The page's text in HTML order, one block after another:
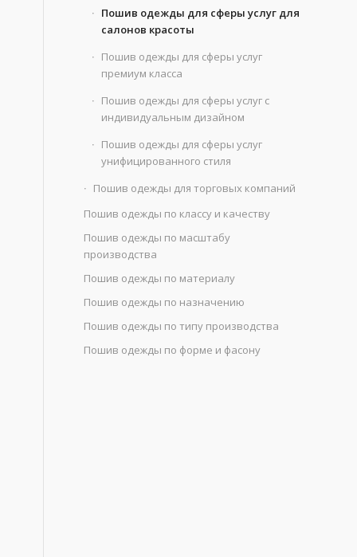
Пошив одежды для сферы услуг для
салонов красоты
Пошив одежды для сферы услуг
премиум класса
Пошив одежды для сферы услуг с
индивидуальным дизайном
Пошив одежды для сферы услуг
унифицированного стиля
Пошив одежды для торговых компаний
Пошив одежды по классу и качеству
Пошив одежды по масштабу
производства
Пошив одежды по материалу
Пошив одежды по назначению
Пошив одежды по типу производства
Пошив одежды по форме и фасону